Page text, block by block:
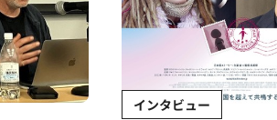
インタビュー